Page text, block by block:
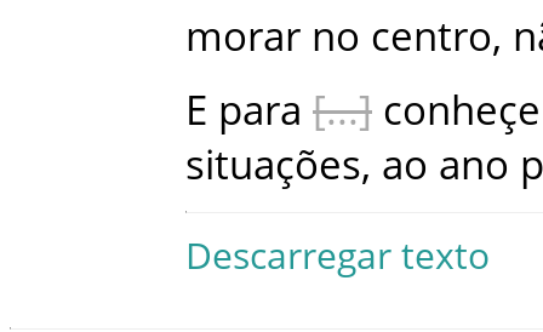
morar no centro,
E para
situações, ao ano
Descarregar texto